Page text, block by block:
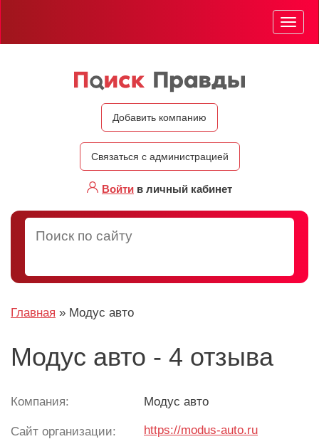
Добавить компанию
Связаться с администрацией
Войти в личный кабинет
Меню
Главная » Модус авто
Модус авто - 4 отзыва
Компания: Модус авто
Сайт организации: https://modus-auto.ru